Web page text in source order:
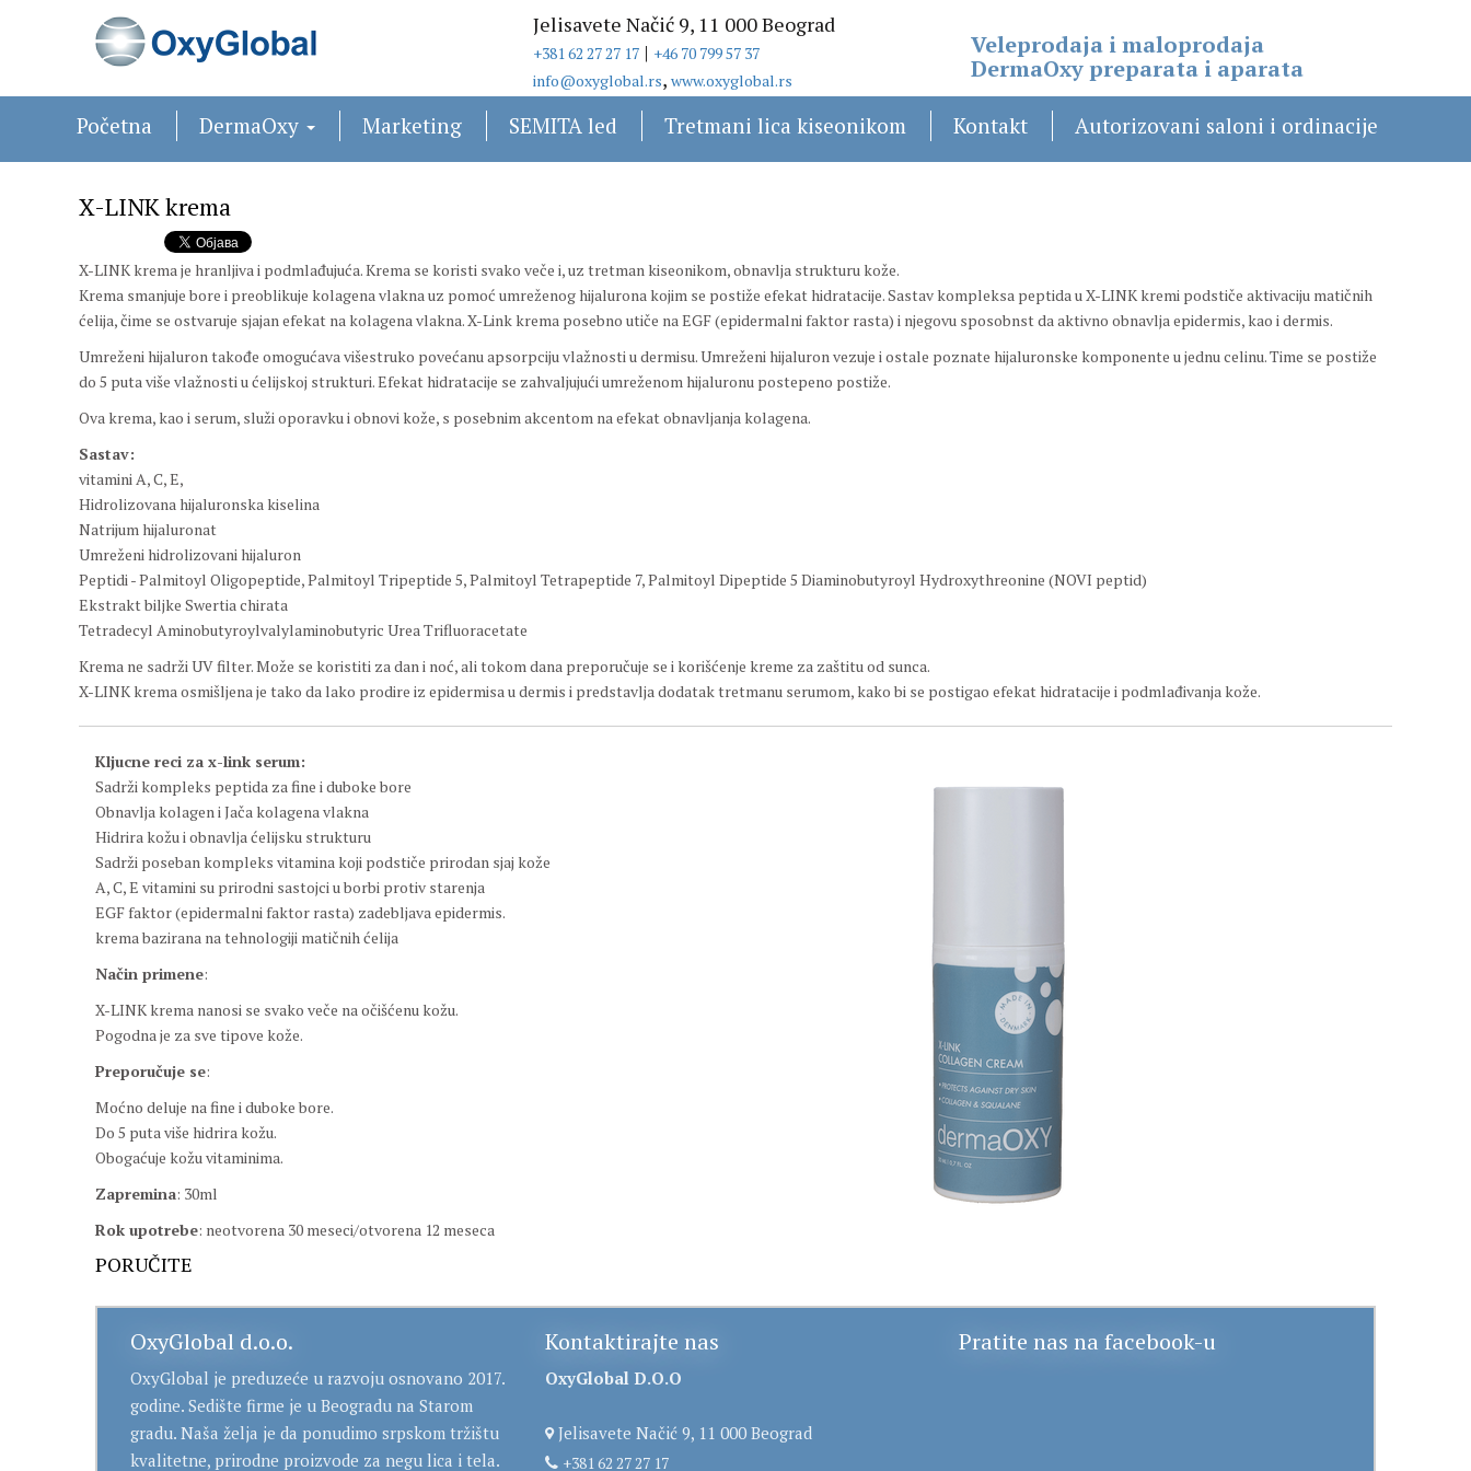
Jelisavete Načić 9, 11 000 Beograd
+381 62 27 27 17 | +46 70 799 57 37
info@oxyglobal.rs, www.oxyglobal.rs
Veleprodaja i maloprodaja
DermaOxy preparata i aparata
Početna DermaOxy Marketing SEMITA led Tretmani lica kiseonikom Kontakt Autorizovani saloni i ordinacije
X-LINK krema
X-LINK krema je hranljiva i podmlađujuća. Krema se koristi svako veče i, uz tretman kiseonikom, obnavlja strukturu kože.
Krema smanjuje bore i preoblikuje kolagena vlakna uz pomoć umreženog hijalurona kojim se postiže efekat hidratacije. Sastav kompleksa peptida u X-LINK kremi podstiče aktivaciju matičnih
ćelija, čime se ostvaruje sjajan efekat na kolagena vlakna. X-Link krema posebno utiče na EGF (epidermalni faktor rasta) i njegovu sposobnst da aktivno obnavlja epidermis, kao i dermis.
Umreženi hijaluron takođe omogućava višestruko povećanu apsorpciju vlažnosti u dermisu. Umreženi hijaluron vezuje i ostale poznate hijaluronske komponente u jednu celinu. Time se postiže
do 5 puta više vlažnosti u ćelijskoj strukturi. Efekat hidratacije se zahvaljujući umreženom hijaluronu postepeno postiže.
Ova krema, kao i serum, služi oporavku i obnovi kože, s posebnim akcentom na efekat obnavljanja kolagena.
Sastav:
vitamini A, C, E,
Hidrolizovana hijaluronska kiselina
Natrijum hijaluronat
Umreženi hidrolizovani hijaluron
Peptidi - Palmitoyl Oligopeptide, Palmitoyl Tripeptide 5, Palmitoyl Tetrapeptide 7, Palmitoyl Dipeptide 5 Diaminobutyroyl Hydroxythreonine (NOVI peptid)
Ekstrakt biljke Swertia chirata
Tetradecyl Aminobutyroylvalylaminobutyric Urea Trifluoracetate
Krema ne sadrži UV filter. Može se koristiti za dan i noć, ali tokom dana preporučuje se i korišćenje kreme za zaštitu od sunca.
X-LINK krema osmišljena je tako da lako prodire iz epidermisa u dermis i predstavlja dodatak tretmanu serumom, kako bi se postigao efekat hidratacije i podmlađivanja kože.
Kljucne reci za x-link serum:
Sadrži kompleks peptida za fine i duboke bore
Obnavlja kolagen i Jača kolagena vlakna
Hidrira kožu i obnavlja ćelijsku strukturu
Sadrži poseban kompleks vitamina koji podstiče prirodan sjaj kože
A, C, E vitamini su prirodni sastojci u borbi protiv starenja
EGF faktor (epidermalni faktor rasta) zadebljava epidermis.
krema bazirana na tehnologiji matičnih ćelija
Način primene:
X-LINK krema nanosi se svako veče na očišćenu kožu.
Pogodna je za sve tipove kože.
Preporučuje se:
Moćno deluje na fine i duboke bore.
Do 5 puta više hidrira kožu.
Obogaćuje kožu vitaminima.
Zapremina: 30ml
Rok upotrebe: neotvorena 30 meseci/otvorena 12 meseca
PORUČITE
OxyGlobal d.o.o.
OxyGlobal je preduzeće u razvoju osnovano 2017.
godine. Sedište firme je u Beogradu na Starom
gradu. Naša želja je da ponudimo srpskom tržištu
kvalitetne, prirodne proizvode za negu lica i tela.
Kontaktirajte nas
OxyGlobal D.O.O
Jelisavete Načić 9, 11 000 Beograd
+381 62 27 27 17
Pratite nas na facebook-u